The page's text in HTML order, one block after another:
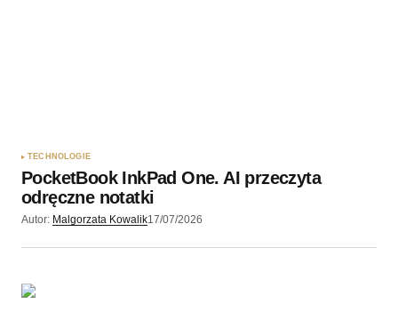
Wyślij komentarz
TECHNOLOGIE
PocketBook InkPad One. AI przeczyta
odręczne notatki
Autor: Malgorzata Kowalik17/07/2026